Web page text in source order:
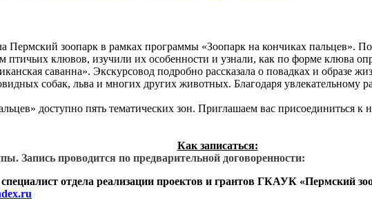
Пермский зоопарк в рамках программы «Зоопарк на кончиках пальцев».
птичьих клювов, изучили их особенности и узнали, как по форме клюва
саванна». Экскурсовод подробно рассказала о повадках и образе
собак, льва и многих других животных. Благодаря увлекательному
доступно пять тематических зон. Приглашаем вас присоединиться
Как записаться:
Запись проводится по предварительной договоренности:
отдела реализации проектов и грантов ГКАУК «Пермский